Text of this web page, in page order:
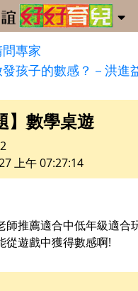
專家
孩子的數感？－洪進
】數學桌遊
上午 07:27:14
師推薦適合中低年級適合
從遊戲中獲得數感啊!